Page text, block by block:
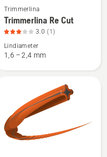
mer
information
Trimmerlina
Trimmerlina
Trimmerlina Re Cut
3.0 (1)
Lindiameter
1,6 – 2,4 mm